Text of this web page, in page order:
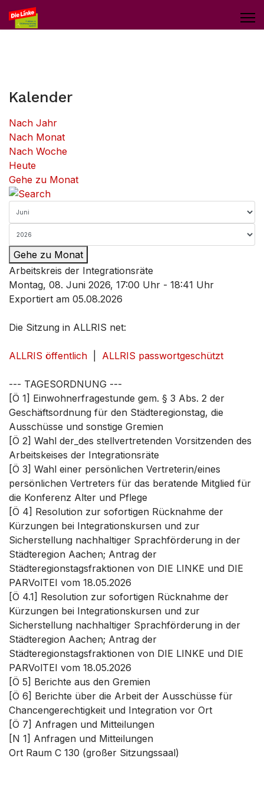
Kalender
Nach Jahr
Nach Monat
Nach Woche
Heute
Gehe zu Monat
Gehe zu Monat
Arbeitskreis der Integrationsräte
Montag, 08. Juni 2026, 17:00 Uhr - 18:41 Uhr
Exportiert am 05.08.2026
Die Sitzung in ALLRIS net:
ALLRIS öffentlich ALLRIS passwortgeschützt
--- TAGESORDNUNG ---
[Ö 1] Einwohnerfragestunde gem. § 3 Abs. 2 der
Geschäftsordnung für den Städteregionstag, die
Ausschüsse und sonstige Gremien
[Ö 2] Wahl der_des stellvertretenden Vorsitzenden des
Arbeitskeises der Integrationsräte
[Ö 3] Wahl einer persönlichen Vertreterin/eines
persönlichen Vertreters für das beratende Mitglied für
die Konferenz Alter und Pflege
[Ö 4] Resolution zur sofortigen Rücknahme der
Kürzungen bei Integrationskursen und zur
Sicherstellung nachhaltiger Sprachförderung in der
Städteregion Aachen; Antrag der
Städteregionstagsfraktionen von DIE LINKE und DIE
PARVolTEI vom 18.05.2026
[Ö 4.1] Resolution zur sofortigen Rücknahme der
Kürzungen bei Integrationskursen und zur
Sicherstellung nachhaltiger Sprachförderung in der
Städteregion Aachen; Antrag der
Städteregionstagsfraktionen von DIE LINKE und DIE
PARVolTEI vom 18.05.2026
[Ö 5] Berichte aus den Gremien
[Ö 6] Berichte über die Arbeit der Ausschüsse für
Chancengerechtigkeit und Integration vor Ort
[Ö 7] Anfragen und Mitteilungen
[N 1] Anfragen und Mitteilungen
Ort Raum C 130 (großer Sitzungssaal)